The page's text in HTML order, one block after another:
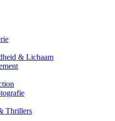
& Lichaam
Thrillers